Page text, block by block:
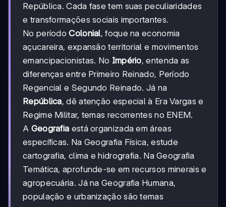
República. Cada fase tem suas peculiaridades
e transformações sociais importantes.
No períodoColonial, foque na economia
açucareira, expansão territorial e movimentos
emancipacionistas. No Império, entenda as
diferenças entre Primeiro Reinado, Período
Regencial e Segundo Reinado. Já na
República, dê atenção especial à Era Vargas e
Regime Militar, temas recorrentes no ENEM.
A Geografia está organizada em áreas
específicas. Na Geografia Física, estude
cartografia, clima e hidrografia. Na Geografia
Temática, aprofunde-se em recursos minerais e
agropecuária. Já na Geografia Humana,
população e urbanização são temas